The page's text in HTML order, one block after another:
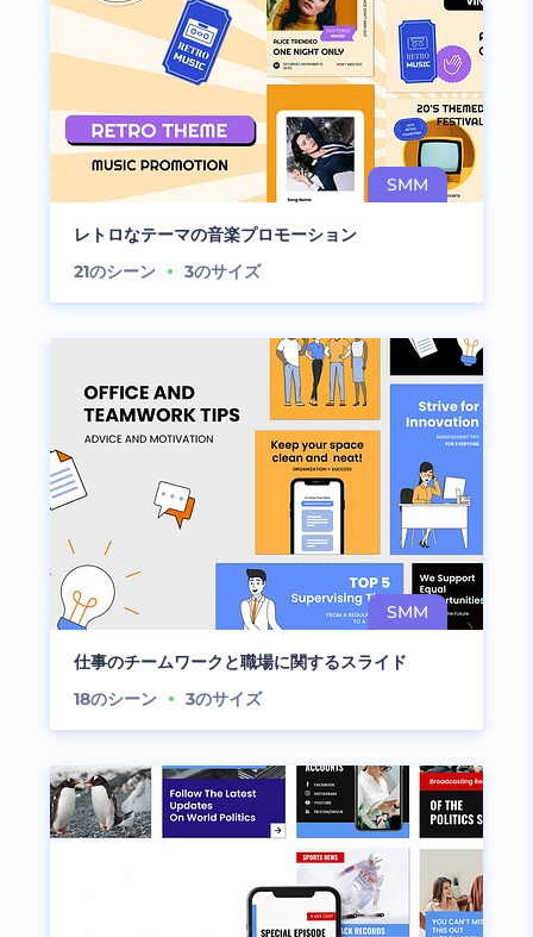
レトロなテーマの音楽プロモーション
21のシーン 3のサイズ
仕事のチームワークと職場に関するスライド
18のシーン 3のサイズ